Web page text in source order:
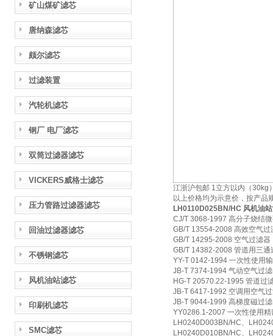
矿山煤矿滤芯
唐纳森滤芯
颇尔滤芯
过滤装置
汽轮机滤芯
钢厂 电厂滤芯
双筒过滤器滤芯
VICKERS威格士滤芯
压力管路过滤器滤芯
回油过滤器滤芯
不锈钢滤芯
风机油站滤芯
印刷机滤芯
SMC滤芯
江浙沪包邮 1立方以内（
以上价格均为示意价，按产品
LH0110D025BN/HC 风机油
CJ/T 3068-1997 高分子烧结
GB/T 13554-2008 高效空气过
GB/T 14295-2008 空气过滤器
GB/T 14382-2008 管道用三通
YY-T 0142-1994 一次性使用
JB-T 7374-1994 气动空气过
HG-T 20570.22-1995 管道过
JB-T 6417-1992 空调用空气
JB-T 9044-1999 高梯度磁过
YY0286.1-2007 一次性使用精
LH0240D003BN/HC、
LH0240D010BN/HC、